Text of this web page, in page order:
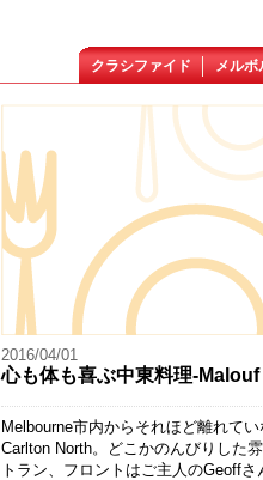
クラシファイド メルボ
2016/04/01
心も体も喜ぶ中東料理-
Melbourne市内からそれほど離れて
Carlton North。どこかのんびりした
トラン、フロントはご主人のGeoff